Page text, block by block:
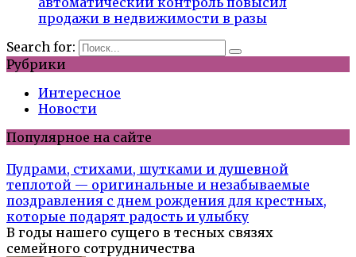
продажи в недвижимости в разы
Search for:
Рубрики
Интересное
Новости
Популярное на сайте
Пудрами, стихами, шутками и душевной
теплотой — оригинальные и незабываемые
поздравления с днем рождения для крестных,
которые подарят радость и улыбку
В годы нашего сущего в тесных связях
семейного сотрудничества